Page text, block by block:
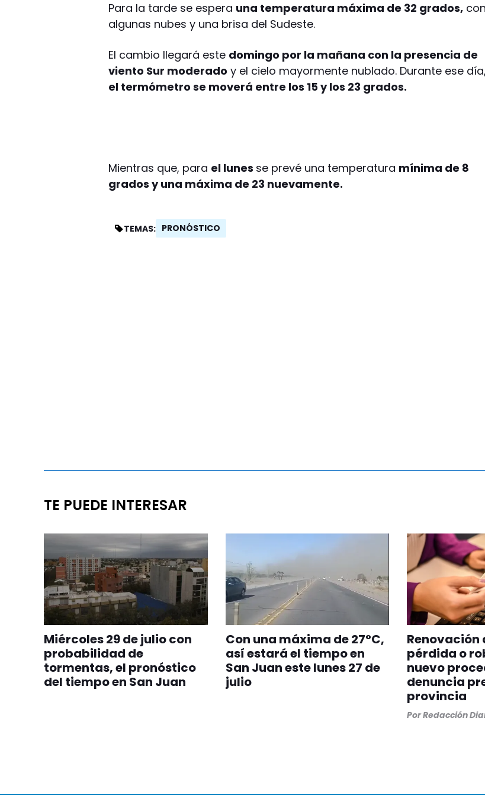
Para la tarde se espera una temperatura máxima de 32 grados, con
algunas nubes y una brisa del Sudeste.
El cambio llegará este domingo por la mañana con la presencia de
viento Sur moderado y el cielo mayormente nublado. Durante ese día,
el termómetro se moverá entre los 15 y los 23 grados.
Mientras que, para el lunes se prevé una temperatura mínima de 8
grados y una máxima de 23 nuevamente.
TEMAS: PRONÓSTICO
TE PUEDE INTERESAR
Miércoles 29 de julio con
probabilidad de
tormentas, el pronóstico
del tiempo en San Juan
Con una máxima de 27°C,
así estará el tiempo en
San Juan este lunes 27 de
julio
Renovación
pérdida o
nuevo
denuncia
provincia
PorRedacción